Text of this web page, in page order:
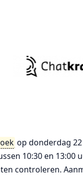
op donderdag
10:30 en 13:00
controleren.